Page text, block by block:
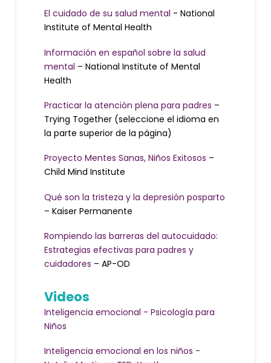
El cuidado de su salud mental - National
Institute of Mental Health
Información en español sobre la salud
mental – National Institute of Mental
Health
Practicar la atención plena para padres –
Trying Together (seleccione el idioma en
la parte superior de la página)
Proyecto Mentes Sanas, Niños Exitosos –
Child Mind Institute
Qué son la tristeza y la depresión posparto
– Kaiser Permanente
Rompiendo las barreras del autocuidado:
Estrategias efectivas para padres y
cuidadores – AP-OD
Videos
Inteligencia emocional - Psicología para
Niños
Inteligencia emocional en los niños -